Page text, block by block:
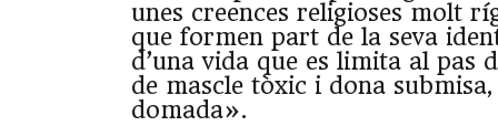
unes creences religioses molt
que formen part de la seva
d’una vida que es limita al pas
de mascle tòxic i dona
domada».